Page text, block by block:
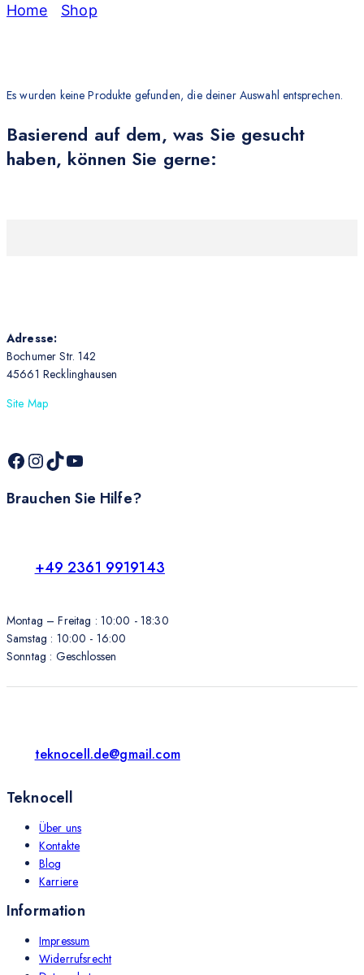
Home Shop
Es wurden keine Produkte gefunden, die deiner Auswahl entsprechen.
Basierend auf dem, was Sie gesucht
haben, können Sie gerne:
Adresse:
Bochumer Str. 142
45661 Recklinghausen
Site Map
Brauchen Sie Hilfe?
+49 2361 9919143
Montag – Freitag : 10:00 - 18:30
Samstag : 10:00 - 16:00
Sonntag : Geschlossen
teknocell.de@gmail.com
Teknocell
Über uns
Kontakte
Blog
Karriere
Information
Impressum
Widerrufsrecht